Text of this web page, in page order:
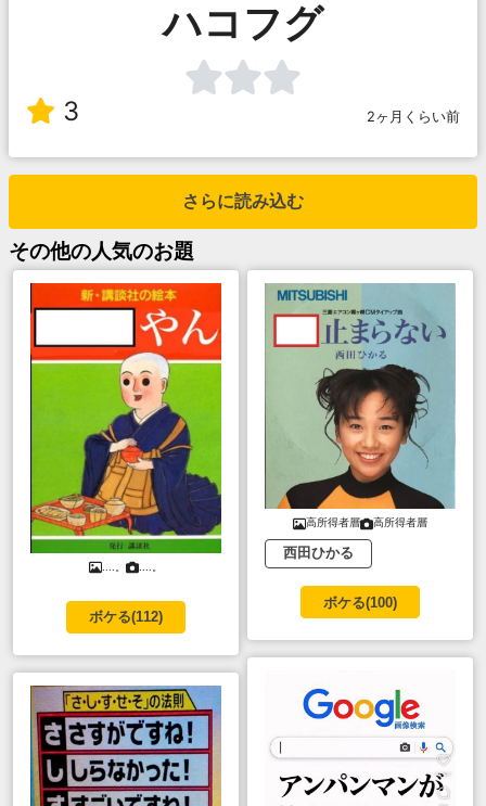
ハコフグ
3 2ヶ月くらい前
さらに読み込む
その他の人気のお題
ボケる(112)
高所得者層 高所得者層
西田ひかる
ボケる(100)